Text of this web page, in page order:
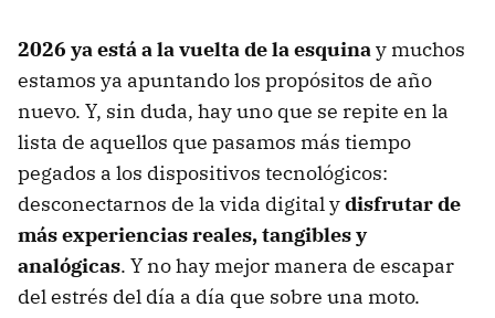
2026 ya está a la vuelta de la esquinay muchos
estamos ya apuntando los propósitos de año
nuevo. Y, sin duda, hay uno que se repite en la
lista de aquellos que pasamos más tiempo
pegados a los dispositivos tecnológicos:
desconectarnos de la vida digital ydisfrutar de
más experiencias reales, tangibles y
analógicas. Y no hay mejor manera de escapar
del estrés del día a día que sobre una moto.